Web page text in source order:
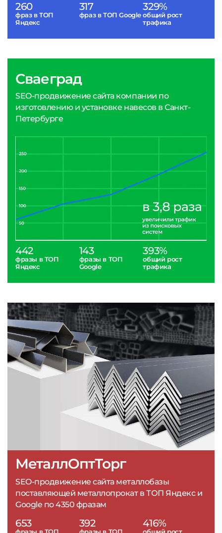
260
фраз в ТОП
Яндекс
317
фраз в ТОП Google
329%
общий рост
трафика
МеталлОптТорг
SEO-продвижение сайта металлобазы
поставляющей металлопрокат в ТОП Яндекс и
Google по 4350 фразам
653 392 416%
Сваеград
SEO-продвижение сайта компании по
изготовлению и установке навесов в Санкт-
Петербурге
442
фразы в ТОП
Яндекс
143
фразы в ТОП
Google
393%
общий рост
трафика